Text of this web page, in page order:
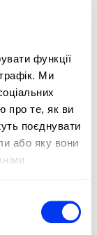
функції
Ми
про те, як ви
поєднувати
або яку вони